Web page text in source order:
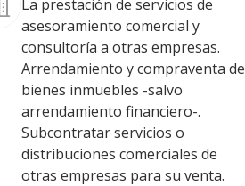
La prestación de servicios de
asesoramiento comercial y
consultoría a otras empresas.
Arrendamiento y compraventa de
bienes inmuebles -salvo
arrendamiento financiero-.
Subcontratar servicios o
distribuciones comerciales de
otras empresas para su venta.